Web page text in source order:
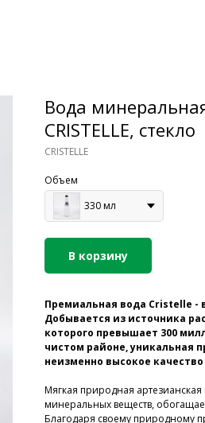
Вода
CRISTELLE, стекло
CRISTELLE
Объем
330 мл
В корзину
Премиальная вода Cristelle -
Добывается из источника
которого превышает 300
чистом районе, уникальная
неизменно высокое
Мягкая природная
минеральных веществ,
Благодаря своему природному